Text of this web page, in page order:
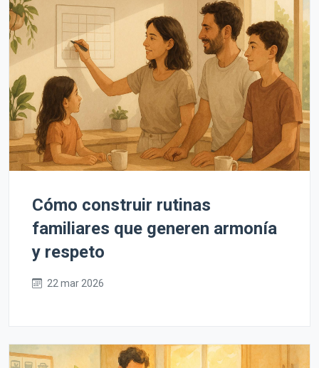
Cómo construir rutinas
familiares que generen armonía
y respeto
22 mar 2026